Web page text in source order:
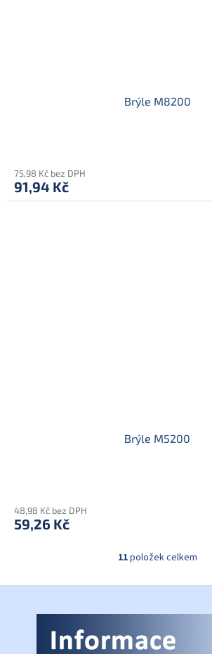
Brýle M8200
75,98 Kč bez DPH
91,94 Kč
Brýle M5200
48,98 Kč bez DPH
59,26 Kč
O
l
d
c
11položek celkem